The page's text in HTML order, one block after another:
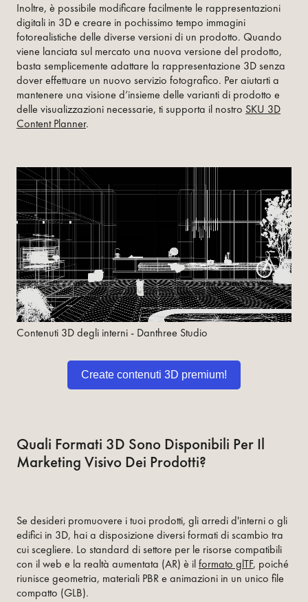
Inoltre, è possibile modificare facilmente le rappresentazioni
digitali in 3D e creare in pochissimo tempo immagini
fotorealistiche delle diverse versioni di un prodotto. Quando
viene lanciata sul mercato una nuova versione del prodotto,
basta semplicemente adattare la rappresentazione 3D senza
dover effettuare un nuovo servizio fotografico. Per aiutarti a
mantenere una visione d’insieme delle varianti di prodotto e
delle visualizzazioni necessarie, ti supporta il nostro SKU 3D
Content Planner.
Contenuti 3D degli interni - Danthree Studio
Create contenuti 3D premium!
Quali Formati 3D Sono Disponibili Per Il
Marketing Visivo Dei Prodotti?
Se desideri promuovere i tuoi prodotti, gli arredi d'interni o gli
edifici in 3D, hai a disposizione diversi formati di scambio tra
cui scegliere. Lo standard di settore per le risorse compatibili
con il web e la realtà aumentata (AR) è ilformato glTF, poiché
riunisce geometria, materiali PBR e animazioni in un unico file
compatto (GLB).